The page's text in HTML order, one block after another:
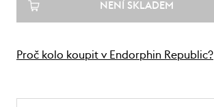
NENÍ SKLADEM
Proč kolo koupit v Endorphin Republic?